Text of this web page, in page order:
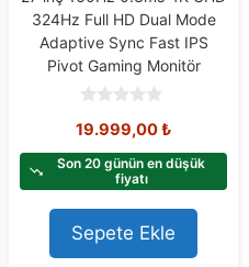
324Hz Full HD Dual Mode
Adaptive Sync Fast IPS
Pivot Gaming Monitör
o
t
f
5
19.999,00₺
Son 20 günün en düşük
fiyatı
Sepete Ekle